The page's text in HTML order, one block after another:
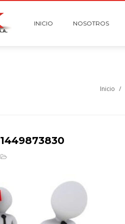
INICIO NOSOTROS
Inicio /
1449873830